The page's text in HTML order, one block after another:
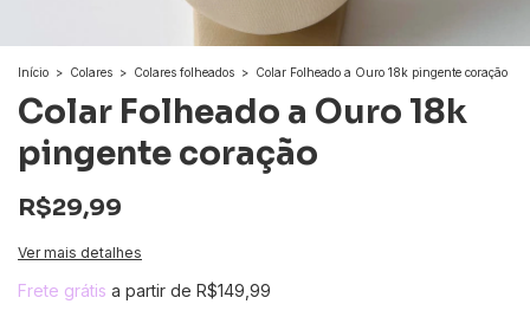
Início > Colares > Colares folheados > Colar Folheado a Ouro 18k pingente coração
Colar Folheado a Ouro 18k
pingente coração
R$29,99
Ver mais detalhes
Frete grátis a partir de R$149,99